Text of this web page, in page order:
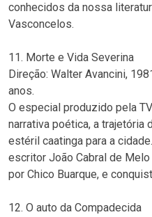
conhecidos da nossa
Vasconcelos.
11. Morte e Vida Severina
Direção: Walter Avancini,
anos.
O especial produzido pela
narrativa poética, a trajetória
estéril caatinga para a
escritor João Cabral de
por Chico Buarque, e
12. O auto da Compadecida